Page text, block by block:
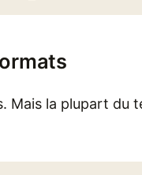
la plupart du